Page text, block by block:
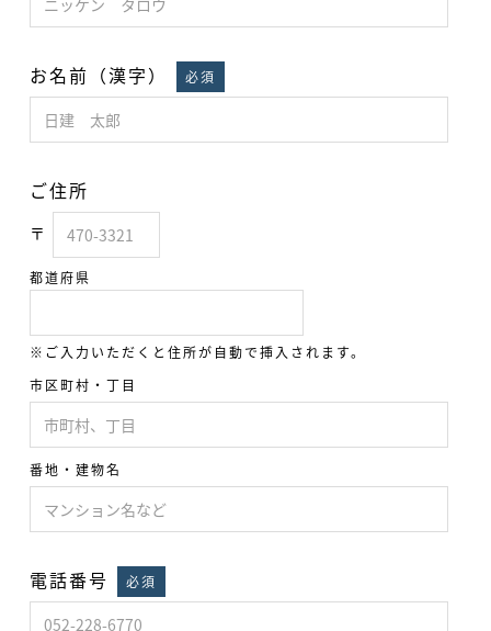
お名前（漢字） 必須
ご住所
〒
都道府県
※ご入力いただくと住所が自動で挿入されます。
市区町村・丁目
番地・建物名
電話番号 必須